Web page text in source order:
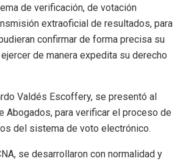
de verificación, de votación
extraoficial de resultados, para
confirmar de forma precisa su
de manera expedita su derecho
Valdés Escoffery, se presentó al
Abogados, para verificar el proceso de
del sistema de voto electrónico.
se desarrollaron con normalidad y